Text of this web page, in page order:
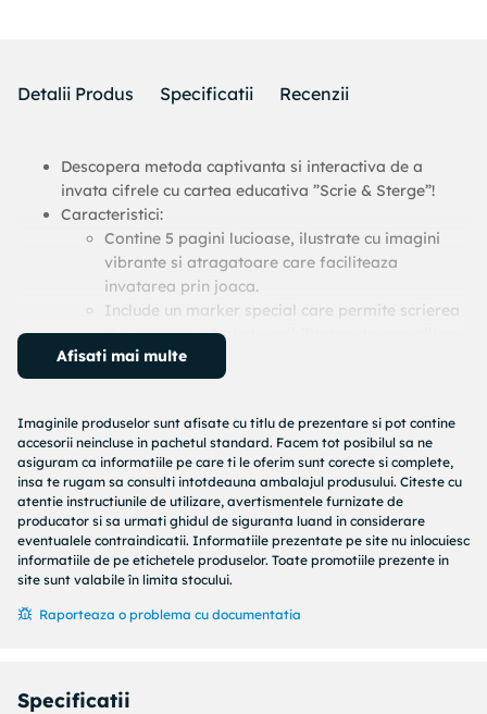
Detalii Produs Specificatii Recenzii
Descopera metoda captivanta si interactiva de a
invata cifrele cu cartea educativa ”Scrie & Sterge”!
Caracteristici:
Contine 5 pagini lucioase, ilustrate cu imagini
vibrante si atragatoare care faciliteaza
invatarea prin joaca.
Include un marker special care permite scrierea
si stergerea, oferind posibilitatea de a reutiliza
cartea de nenumarate ori.
Activitati de potrivire si jocuri distractive care
educativa.
Atrage atentia copiilor, stimulandu-le
curiozitatea si dorinta de a descoperi numerele.
Beneficii:
Promoveaza dezvoltarea abilitatilor cognitive si
motorii fine prin activitati practice si interactive.
Ofera ore nesfarsite de distractie educativa,
Produsul este unisex, fiind ideal atat pentru
AVERTISMENT! Pericol de asfixiere.
Afisati mai multe
Imaginile produselor sunt afisate cu titlu de prezentare si pot contine
accesorii neincluse in pachetul standard. Facem tot posibilul sa ne
asiguram ca informatiile pe care ti le oferim sunt corecte si complete,
insa te rugam sa consulti intotdeauna ambalajul produsului. Citeste cu
atentie instructiunile de utilizare, avertismentele furnizate de
producator si sa urmati ghidul de siguranta luand in considerare
eventualele contraindicatii. Informatiile prezentate pe site nu inlocuiesc
informatiile de pe etichetele produselor. Toate promotiile prezente in
site sunt valabile în limita stocului.
Raporteaza o problema cu documentatia
Specificatii